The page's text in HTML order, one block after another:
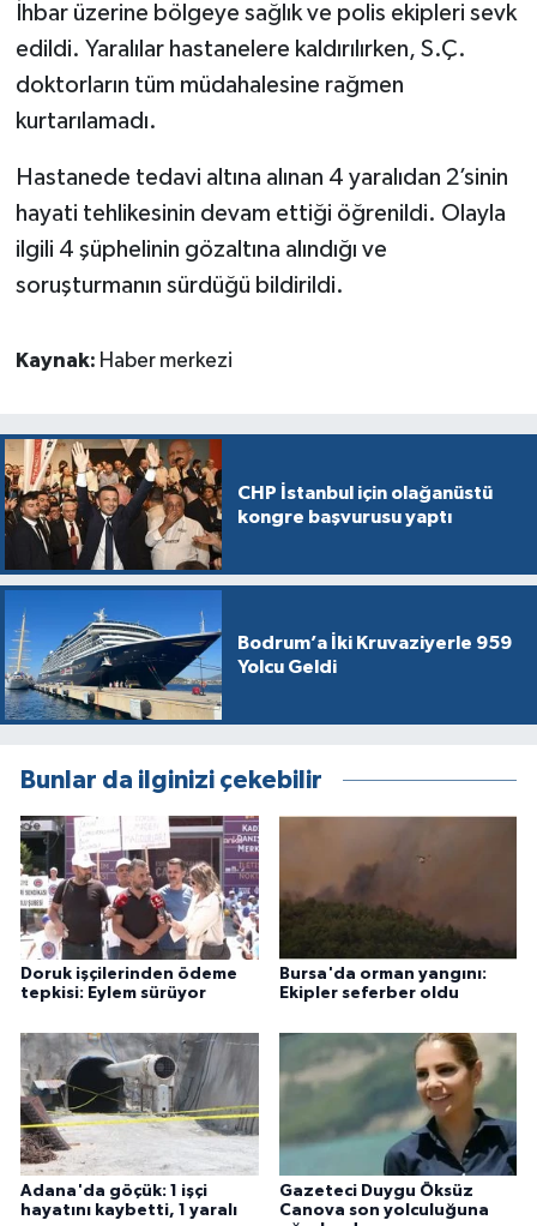
İhbar üzerine bölgeye sağlık ve polis ekipleri sevk
edildi. Yaralılar hastanelere kaldırılırken, S.Ç.
doktorların tüm müdahalesine rağmen
kurtarılamadı.
Hastanede tedavi altına alınan 4 yaralıdan 2’sinin
hayati tehlikesinin devam ettiği öğrenildi. Olayla
ilgili 4 şüphelinin gözaltına alındığı ve
soruşturmanın sürdüğü bildirildi.
Kaynak: Haber merkezi
CHP İstanbul için olağanüstü
kongre başvurusu yaptı
Bodrum’a İki Kruvaziyerle 959
Yolcu Geldi
Bunlar da ilginizi çekebilir
Doruk işçilerinden ödeme
tepkisi: Eylem sürüyor
Bursa'da orman yangını:
Ekipler seferber oldu
Adana'da göçük: 1 işçi
hayatını kaybetti, 1 yaralı
Gazeteci Duygu Öksüz
Canova son yolculuğuna